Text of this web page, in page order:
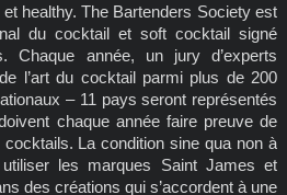
healthy. The Bartenders Society est
du cocktail et soft cocktail signé
Chaque année, un jury d’experts
l’art du cocktail parmi plus de 200
– 11 pays seront représentés
chaque année faire preuve de
La condition sine qua non à
les marques Saint James et
des créations qui s’accordent à une